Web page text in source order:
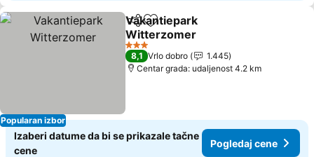
Popularan izbor
Deli Dodati u favorite
Vakantiepark
Witterzomer
3 Zvezdice
8,1 Vrlo dobro
1.445
Centar grada: udaljenost 4.2 km
Izaberi datume da bi se prikazale tačne
cene
Pogledaj cene